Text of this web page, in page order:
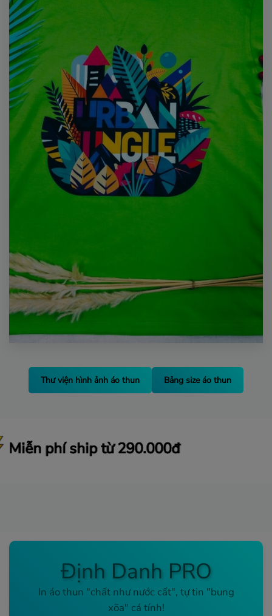
Thư viện hình ảnh áo thun Bảng size áo thun
Định Danh PRO
In áo thun "chất như nước cất", tự tin "bung
xõa" cá tính!